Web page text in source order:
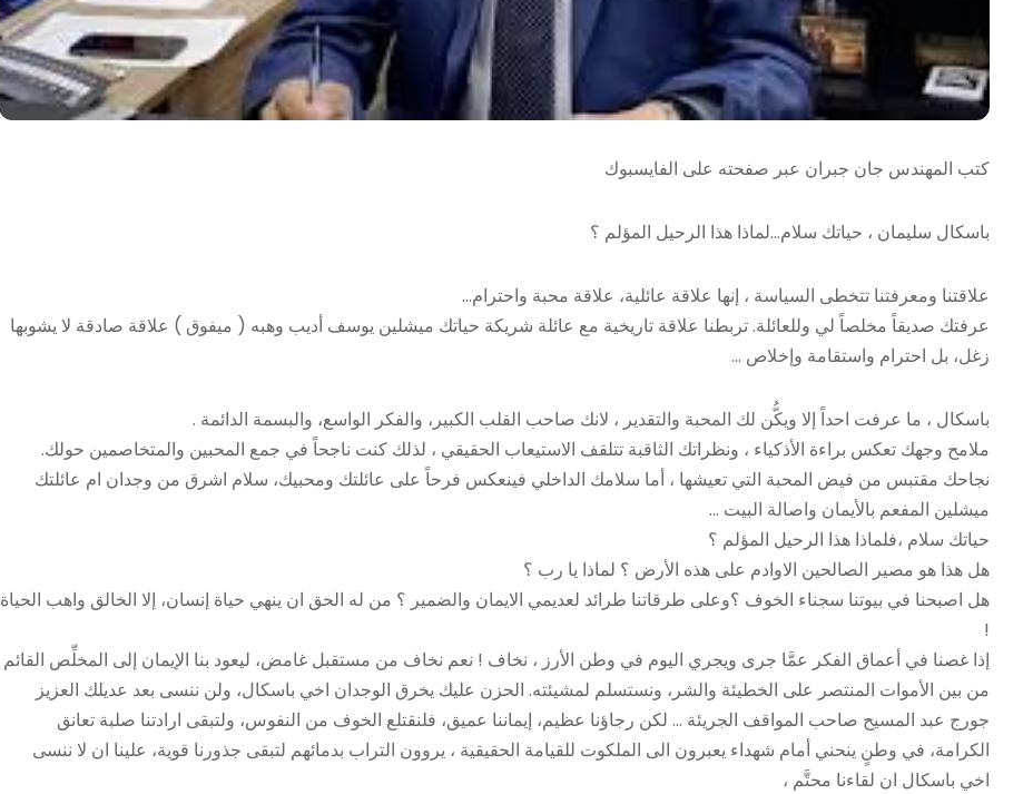
كتب المهندس جان جبران عبر صفحته على الفايسبوك
باسكال سليمان ، حياتك سلام…لماذا هذا الرحيل المؤلم ؟
علاقتنا ومعرفتنا تتخطى السياسة ، إنها علاقة عائلية، علاقة محبة واحترام…
عرفتك صديقاً مخلصاً لي وللعائلة. تربطنا علاقة تاريخية مع عائلة شريكة حياتك ميشلين يوسف أديب وهبه ( ميفوق ) علاقة صادقة لا يشوبها
زغل، بل احترام واستقامة وإخلاص …
باسكال ، ما عرفت احداً إلا ويكُّن لك المحبة والتقدير ، لانك صاحب القلب الكبير، والفكر الواسع، والبسمة الدائمة .
ملامح وجهك تعكس براءة الأذكياء ، ونظراتك الثاقبة تتلقف الاستيعاب الحقيقي ، لذلك كنت ناجحاً في جمع المحبين والمتخاصمين حولك.
نجاحك مقتبس من فيض المحبة التي تعيشها ، أما سلامك الداخلي فينعكس فرحاً على عائلتك ومحبيك، سلام اشرق من وجدان ام عائلتك
ميشلين المفعم بالأيمان واصالة البيت …
حياتك سلام ،فلماذا هذا الرحيل المؤلم ؟
هل هذا هو مصير الصالحين الاوادم على هذه الأرض ؟ لماذا يا رب ؟
هل اصبحنا في بيوتنا سجناء الخوف ؟وعلى طرقاتنا طرائد لعديمي الايمان والضمير ؟ من له الحق ان ينهي حياة إنسان، إلا الخالق واهب الحياة
!
إذا غصنا في أعماق الفكر عمَّا جرى ويجري اليوم في وطن الأرز ، نخاف ! نعم نخاف من مستقبل غامض، ليعود بنا الإيمان إلى المخلِّص القائم
من بين الأموات المنتصر على الخطيئة والشر، ونستسلم لمشيئته. الحزن عليك يخرق الوجدان اخي باسكال، ولن ننسى بعد عديلك العزيز
جورج عبد المسيح صاحب المواقف الجريئة … لكن رجاؤنا عظيم، إيماننا عميق، فلنقتلع الخوف من النفوس، ولتبقى ارادتنا صلبة تعانق
الكرامة، في وطنٍ ينحني أمام شهداء يعبرون الى الملكوت للقيامة الحقيقية ، يروون التراب بدمائهم لتبقى جذورنا قوية، علينا ان لا ننسى
اخي باسكال ان لقاءنا محتَّم ،